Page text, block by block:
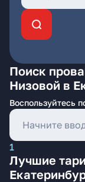
Поиск
Низовой в
Воспользуйтесь
1
Лучшие